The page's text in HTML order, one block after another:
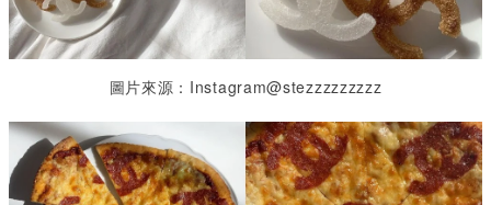
圖片來源：Instagram@stezzzzzzzzz